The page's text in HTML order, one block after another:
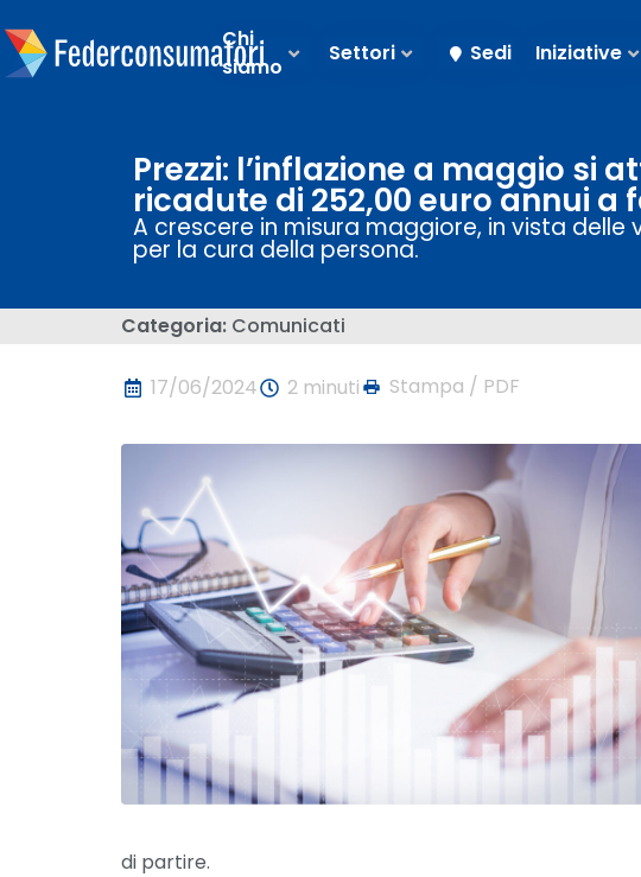
Chi
siamo
Settori Sedi Iniziative
Prezzi: l’inflazione a maggio si
ricadute di 252,00 euro annui a
A crescere in misura maggiore, in vista delle
per la cura della persona.
Categoria: Comunicati
17/06/2024 2 minuti Stampa / PDF
di partire.